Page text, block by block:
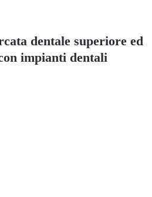
dentale superiore ed
impianti dentali